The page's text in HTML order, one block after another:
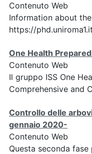
Contenuto Web
Information about
https://
One Health
Contenuto Web
Il gruppo ISS One
Comprehensive and
Controllo delle
gennaio 2020-
Contenuto Web
Questa seconda